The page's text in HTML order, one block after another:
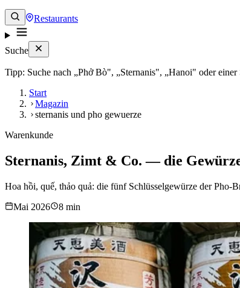
Restaurants
Suche
Tipp: Suche nach „Phở Bò", „Sternanis", „Hanoi" oder einer
Start
Magazin
sternanis und pho gewuerze
Warenkunde
Sternanis, Zimt & Co. — die
Hoa hồi, quế, thảo quả: die fünf Schlüsselgewürze der Pho-
Mai 2026
8 min